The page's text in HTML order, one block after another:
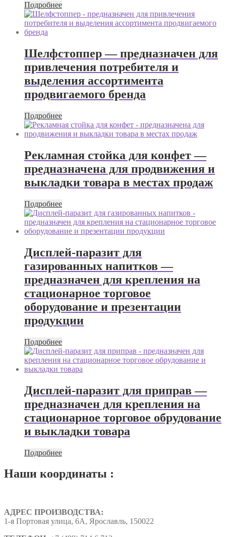
Подробнее
Шелфстоппер — предназначен для
привлечения потребителя и
выделения ассортимента
продвигаемого бренда
Подробнее
Рекламная стойка для конфет —
предназначена для продвижения и
выкладки товара в местах продаж
Подробнее
Дисплей-паразит для
газированных напитков —
предназначен для крепления на
стационарное торговое
оборудование и презентации
продукции
Подробнее
Дисплей-паразит для приправ —
предназначен для крепления на
стационарное торговое обрудование
и выкладки товара
Подробнее
Наши координаты :
АДРЕС ПРОИЗВОДСТВА:
1-я Портовая улица, 6А, Ярославль, 150022